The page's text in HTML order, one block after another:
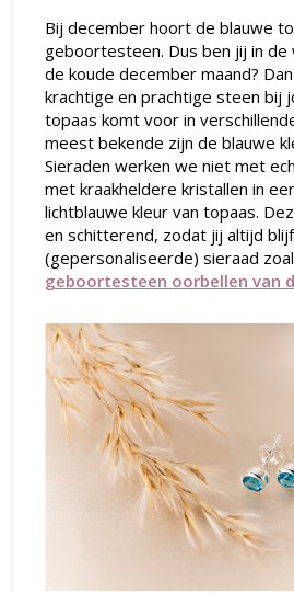
Bij december hoort de blauwe
geboortesteen. Dus ben jij in
de koude december maand?
krachtige en prachtige steen bij
topaas komt voor in
meest bekende zijn de blauwe
Sieraden werken we niet met
met kraakheldere kristallen in
lichtblauwe kleur van topaas.
en schitterend, zodat jij altijd
(gepersonaliseerde) sieraad
geboortesteen oorbellen van